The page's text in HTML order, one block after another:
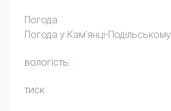
Погода
Погода у Кам'янці-Подільському
вологість:
тиск: